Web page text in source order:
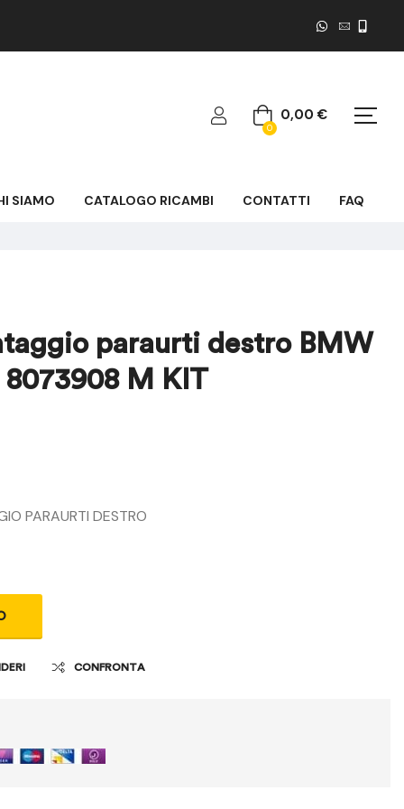
0
0,00€
SIAMO CATALOGO RICAMBI CONTATTI FAQ
paraurti destro BMW
8073908 M KIT
PARAURTI DESTRO
CONFRONTA